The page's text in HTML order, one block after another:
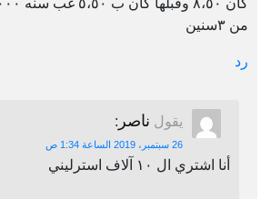
من ٣سنين
رد
يقول ناصر :
26 سبتمبر، 2019 الساعة 1:34 ص
أنا اشتري ال ١٠ آلاف استرليني